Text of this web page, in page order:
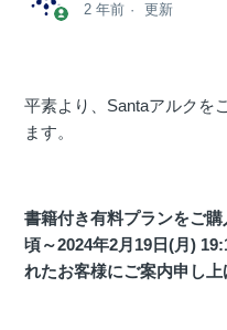
2 年前 更新
平素より、Santaアルクを
ます。
書籍付き有料プランをご
頃～2024年2月19日(月)
れたお客様にご案内申し上